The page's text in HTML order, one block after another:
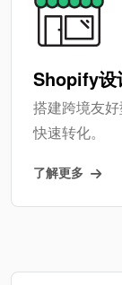
Shopify设
搭建跨境友
快速转化。
了解更多